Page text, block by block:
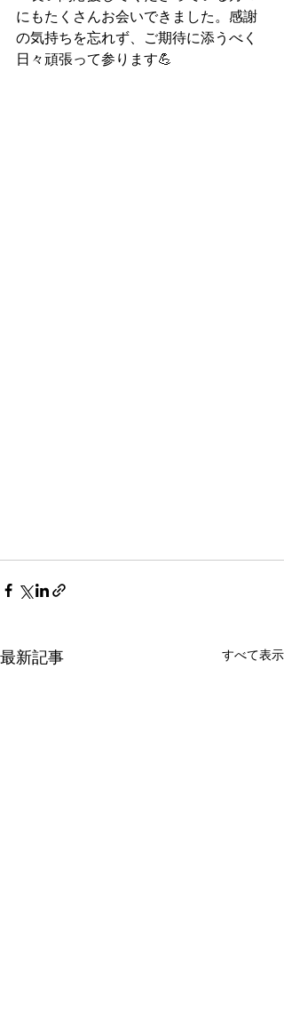
にもたくさんお会いできました。感謝
の気持ちを忘れず、ご期待に添うべく
日々頑張って参ります💪
最新記事 すべて表示